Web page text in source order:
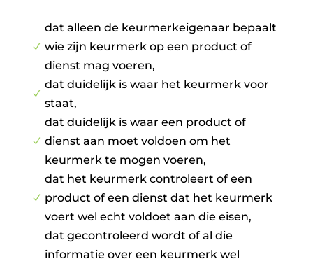
N
dat alleen de keurmerkeigenaar bepaalt
wie zijn keurmerk op een product of
dienst mag voeren,
N
dat duidelijk is waar het keurmerk voor
staat,
N
dat duidelijk is waar een product of
dienst aan moet voldoen om het
keurmerk te mogen voeren,
N
dat het keurmerk controleert of een
product of een dienst dat het keurmerk
voert wel echt voldoet aan die eisen,
dat gecontroleerd wordt of al die
informatie over een keurmerk wel